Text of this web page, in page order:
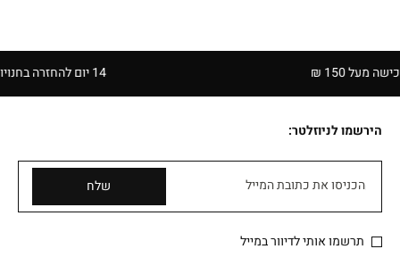
₪
הירשמו לניוזלטר:
הכניסו את כתובת המייל שלח
תרשמו אותי לדיוור במייל